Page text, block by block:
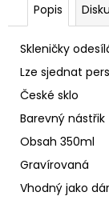
Popis
Skleničky
Lze sjednat
České sklo
Barevný nástřik
Obsah 350ml
Gravírovaná
Vhodný jako